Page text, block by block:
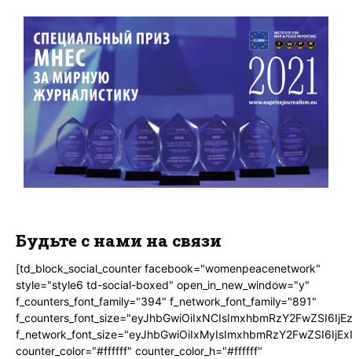
Будьте с нами на связи
[td_block_social_counter facebook="womenpeacenetwork"
style="style6 td-social-boxed" open_in_new_window="y"
f_counters_font_family="394" f_network_font_family="891"
counter_color="#ffffff" counter_color_h="#ffffff"